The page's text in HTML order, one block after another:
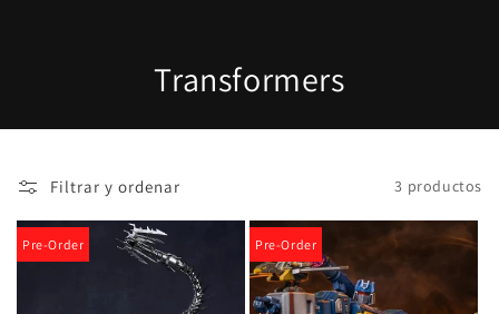
C
o
e
c
Transformers
Filtrar y ordenar 3 productos
Pre-Order Pre-Order